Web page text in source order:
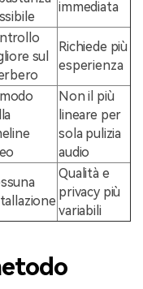
immediata
sul
Richiede più
esperienza
Non il più
lineare per
sola pulizia
audio
Qualità e
privacy più
variabili